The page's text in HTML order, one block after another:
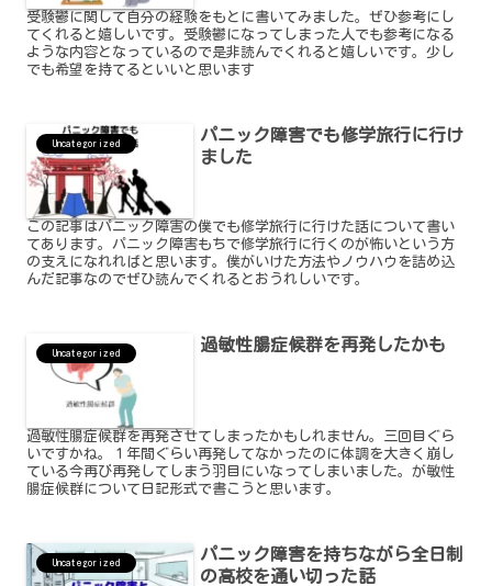
受験鬱に関して自分の経験をもとに書いてみました。ぜひ参考にし
てくれると嬉しいです。受験鬱になってしまった人でも参考になる
ような内容となっているので是非読んでくれると嬉しいです。少し
でも希望を持てるといいと思います
Uncategorized
パニック障害でも修学旅行に行け
ました
この記事はパニック障害の僕でも修学旅行に行けた話について書い
てあります。パニック障害もちで修学旅行に行くのが怖いという方
の支えになれればと思います。僕がいけた方法やノウハウを詰め込
んだ記事なのでぜひ読んでくれるとおうれしいです。
Uncategorized 過敏性腸症候群を再発したかも
過敏性腸症候群を再発させてしまったかもしれません。三回目ぐら
いですかね。１年間ぐらい再発してなかったのに体調を大きく崩し
ている今再び再発してしまう羽目にいなってしまいました。が敏性
腸症候群について日記形式で書こうと思います。
Uncategorized
パニック障害を持ちながら全日制
の高校を通い切った話